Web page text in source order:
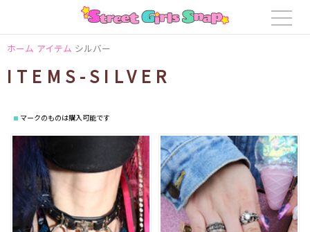
ホーム アイテム シルバー
ITEMS-SILVER
マークのものは購入可能です